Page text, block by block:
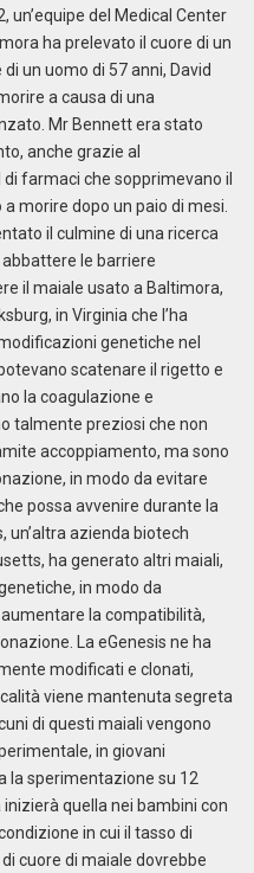
un’equipe del Medical Center
ha prelevato il cuore di un
un uomo di 57 anni, David
a causa di una
Mr Bennett era stato
anche grazie al
farmaci che sopprimevano il
morire dopo un paio di mesi.
il culmine di una ricerca
le barriere
il maiale usato a Baltimora,
in Virginia che l’ha
genetiche nel
scatenare il rigetto e
la coagulazione e
talmente preziosi che non
accoppiamento, ma sono
in modo da evitare
possa avvenire durante la
un’altra azienda biotech
ha generato altri maiali,
in modo da
la compatibilità,
La eGenesis ne ha
modificati e clonati,
viene mantenuta segreta
di questi maiali vengono
in giovani
la sperimentazione su 12
quella nei bambini con
in cui il tasso di
cuore di maiale dovrebbe